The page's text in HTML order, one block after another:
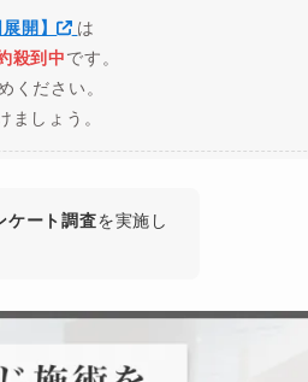
開】
は
殺到中です。
ください。
ましょう。
ケート調査を実施し